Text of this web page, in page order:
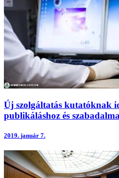
Új szolgáltatás kutatóknak
publikáláshoz és
2019. január 7.